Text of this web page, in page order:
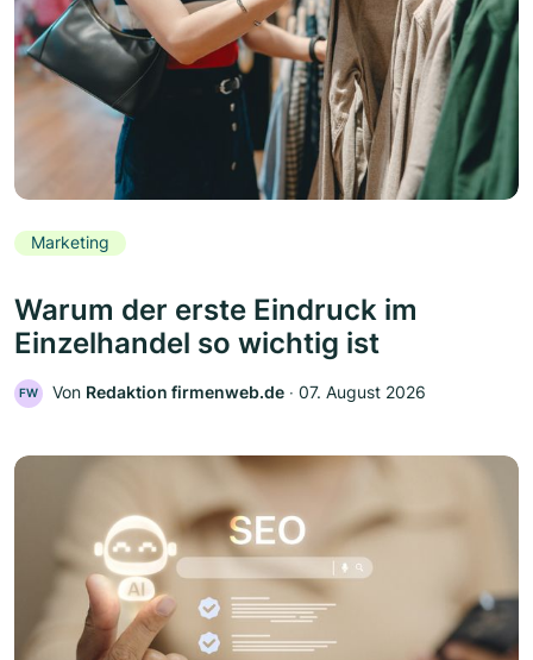
Marketing
Warum der erste Eindruck im
Einzelhandel so wichtig ist
FW Von Redaktion firmenweb.de ‧ 07. August 2026